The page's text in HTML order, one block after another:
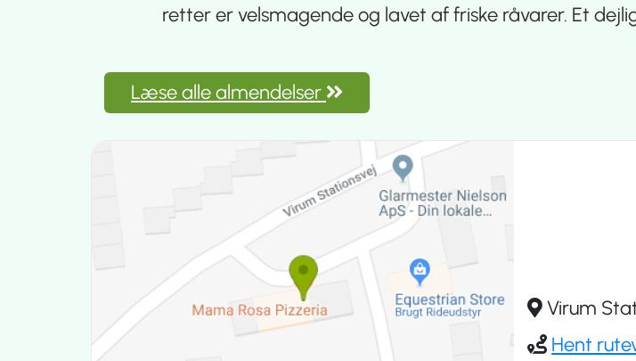
retter er velsmagende og lavet af friske råvarer. Et
Læse alle almendelser
Virum
Hent